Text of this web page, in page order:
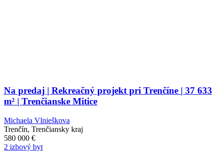
Na predaj | Rekreačný projekt pri Trenčíne | 37 633
m² | Trenčianske Mitice
Michaela Vlnieškova
Trenčín, Trenčiansky kraj
580 000 €
2 izbový byt